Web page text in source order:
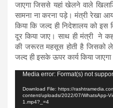
जाएगा जिससे यहां खेलने वाले
सामना ना करना पड़े। मंत्री रेखा
किया कि जल्द ही निदेशालय को
दूर किया जाए। साथ ही मंत्री ने
की जरूरत महसूस होती है जिसको
जल्द ही इसके ऊपर कार्य किया
Video
Player
Media error: Format(s) not
Download File: https://
content/uploads/2022/07/WhatsApp-
1.mp4?_=4